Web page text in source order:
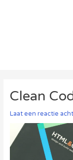
Clean
Laat een reactie